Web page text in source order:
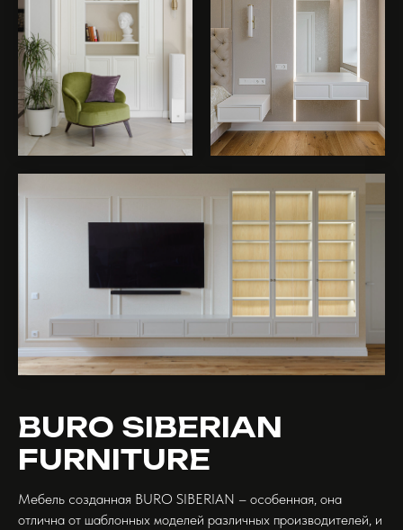
BURO SIBERIAN
FURNITURE
Мебель созданная BURO SIBERIAN – особенная, она
отлична от шаблонных моделей различных производителей, и